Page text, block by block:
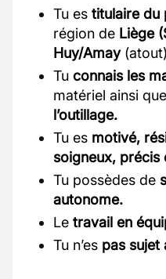
Tu es titulaire du
région de Liège
Huy/Amay
Tu connais les
matériel ainsi
l’outillage.
Tu es motivé,
soigneux, précis
Tu possèdes de
autonome.
Le travail en
Tu n’es pas sujet